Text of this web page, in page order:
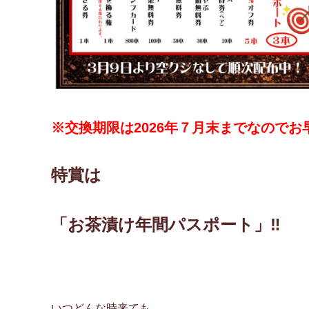
※交換期限は2026年７月末までなのでお
特賞は
「お茶漬け年間パスポート」‼